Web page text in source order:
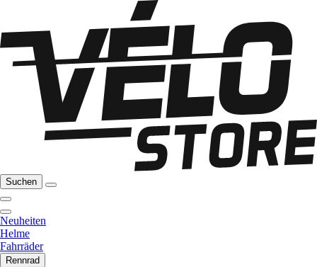
Suchen
Neuheiten
Helme
Fahrräder
Rennrad